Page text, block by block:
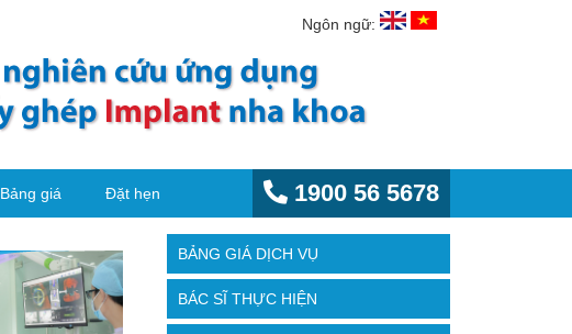
Ngôn ngữ:
Bảng giá Đặt hẹn 1900 56 5678
BẢNG GIÁ DỊCH VỤ
BÁC SĨ THỰC HIỆN